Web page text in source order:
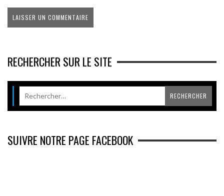
RECHERCHER SUR LE SITE
SUIVRE NOTRE PAGE FACEBOOK